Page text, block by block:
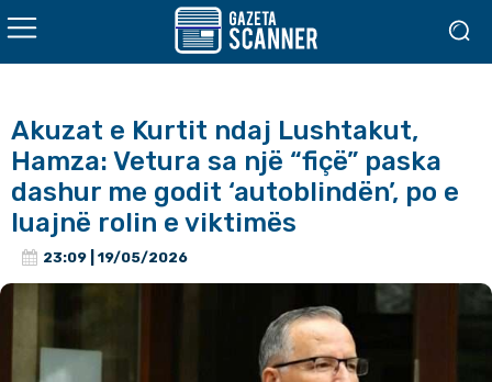
Akuzat e Kurtit ndaj Lushtakut,
Hamza: Vetura sa një “fiçë” paska
dashur me godit ‘autoblindën’, po e
luajnë rolin e viktimës
23:09 | 19/05/2026